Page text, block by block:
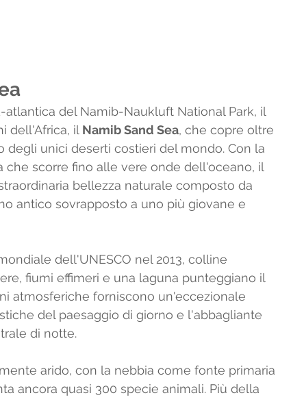
del Namib-Naukluft National Park, il
dell'Africa, il Namib Sand Sea, che copre oltre
degli unici deserti costieri del mondo. Con la
che scorre fino alle vere onde dell'oceano, il
bellezza naturale composto da
antico sovrapposto a uno più giovane e
dell'UNESCO nel 2013, colline
fiumi effimeri e una laguna punteggiano il
atmosferiche forniscono un'eccezionale
del paesaggio di giorno e l'abbagliante
di notte.
arido, con la nebbia come fonte primaria
ancora quasi 300 specie animali. Più della